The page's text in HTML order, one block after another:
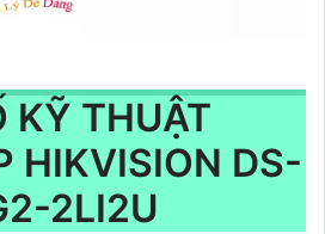
KỸ THUẬT
HIKVISION DS-
2LI2U